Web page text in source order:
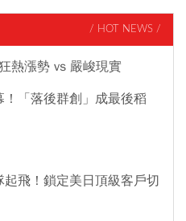
/ HOT NEWS /
熱漲勢 vs 嚴峻現實
「落後群創」成最後稻
飛！鎖定美日頂級客戶切